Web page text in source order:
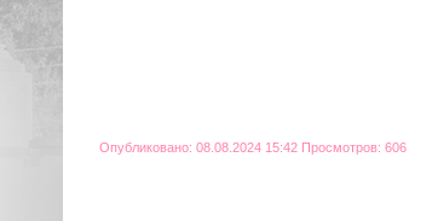
Опубликовано: 08.08.2024 15:42 Просмотров: 606